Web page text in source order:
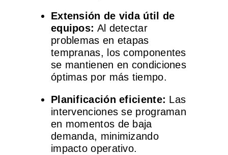
Extensión de vida útil de
equipos: Al detectar
problemas en etapas
tempranas, los componentes
se mantienen en condiciones
óptimas por más tiempo.
Planificación eficiente: Las
intervenciones se programan
en momentos de baja
demanda, minimizando
impacto operativo.